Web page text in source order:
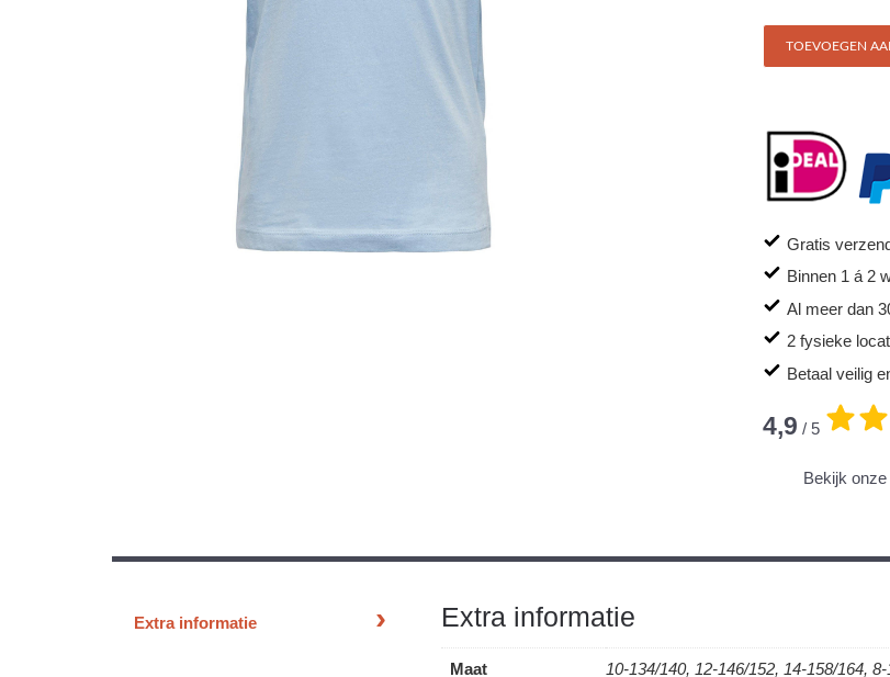
TOEVOEGEN
Gratis
Binnen 1 á 2
Al meer dan
2 fysieke
Betaal veilig
4,9 / 5
Bekijk
Extra informatie Extra informatie
Maat 10-134/140, 12-146/152, 14-158/164,